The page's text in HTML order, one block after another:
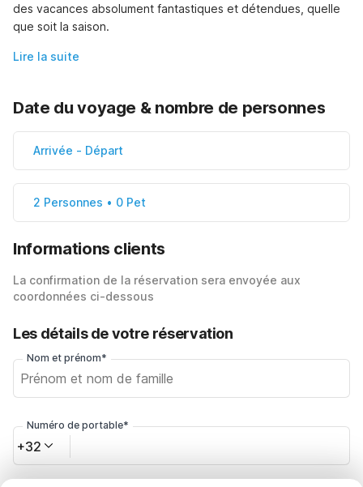
des vacances absolument fantastiques et détendues, quelle
que soit la saison.
Lire la suite
Date du voyage & nombre de personnes
Arrivée - Départ
2 Personnes • 0 Pet
Informations clients
La confirmation de la réservation sera envoyée aux
coordonnées ci-dessous
Les détails de votre réservation
Nom et prénom*
Numéro de portable*
+32